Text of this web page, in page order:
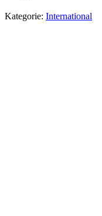
Kategorie: International